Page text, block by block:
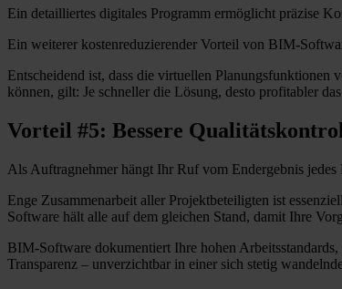
Ein detailliertes digitales Programm ermöglicht präzise
Ein weiterer kostenreduzierender Vorteil von BIM-
Entscheidend ist, dass die virtuellen
können, gilt: Je schneller die Lösung, desto profitabler
Vorteil #5: Bessere
Als Auftragnehmer hängt Ihr Ruf vom Endergebnis jedes
Enge Zusammenarbeit aller Projektbeteiligten ist
Software hält alle auf dem gleichen Stand, damit Ihre
BIM-Software dokumentiert Ihre hohen
Transparenz – unverzichtbar in einer sich stetig